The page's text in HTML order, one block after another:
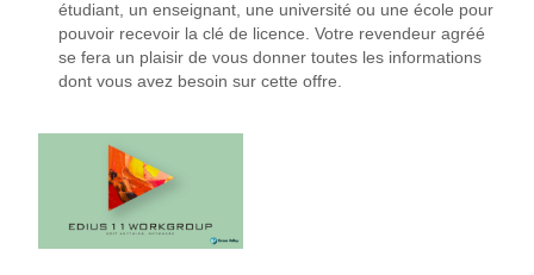
étudiant, un enseignant, une université ou une école pour
pouvoir recevoir la clé de licence. Votre revendeur agréé
se fera un plaisir de vous donner toutes les informations
dont vous avez besoin sur cette offre.